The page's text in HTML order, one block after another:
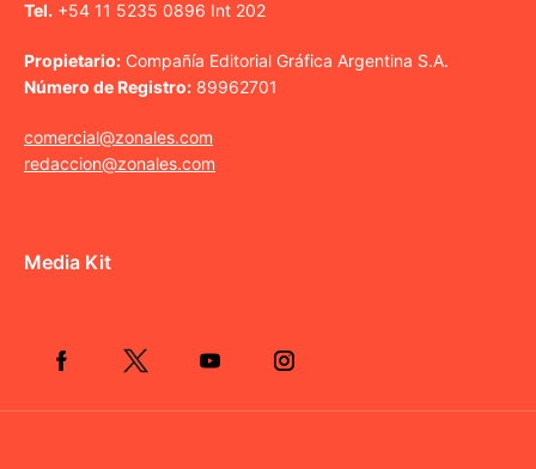
Tel. +54 11 5235 0896 Int 202
Propietario: Compañía Editorial Gráfica Argentina S.A.
Número de Registro: 89962701
comercial@zonales.com
redaccion@zonales.com
Media Kit